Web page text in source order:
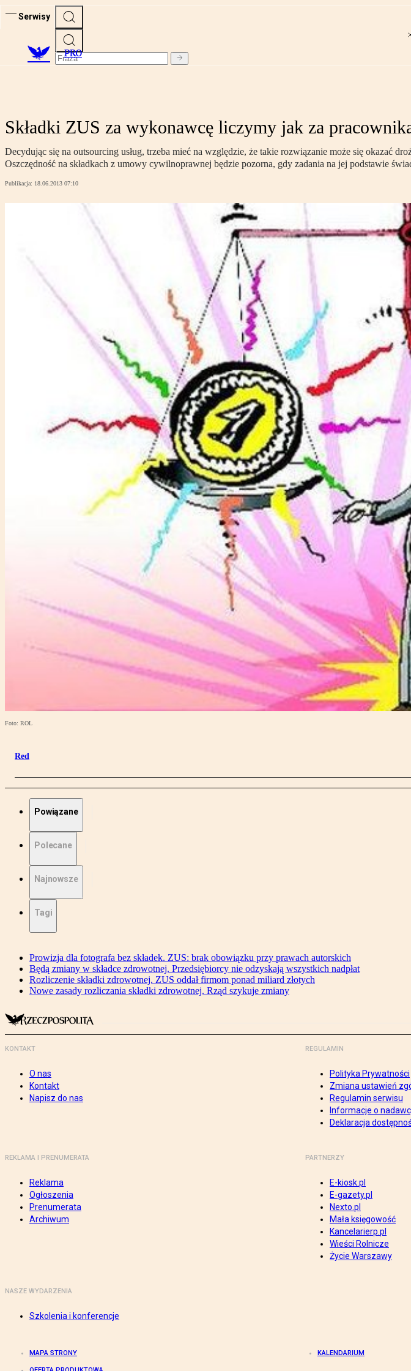
Serwisy
PRO
Składki ZUS za wykonawcę liczymy jak za
Decydując się na outsourcing usług, trzeba mieć na względzie, że takie rozwiązanie może się okazać
Oszczędność na składkach z umowy cywilnoprawnej będzie pozorna, gdy zadania na jej podstawie
Publikacja: 18.06.2013 07:10
Foto: ROL
Red
Powiązane
Polecane
Najnowsze
Tagi
Prowizja dla fotografa bez składek. ZUS: brak obowiązku przy prawach autorskich
Będą zmiany w składce zdrowotnej. Przedsiębiorcy nie odzyskają wszystkich nadpłat
Rozliczenie składki zdrowotnej. ZUS oddał firmom ponad miliard złotych
Nowe zasady rozliczania składki zdrowotnej. Rząd szykuje zmiany
KONTAKT
O nas
Kontakt
Napisz do nas
REGULAMIN
Polityka Prywatności
Zmiana ustawień
Regulamin serwisu
Informacje o
Deklaracja
REKLAMA I PRENUMERATA
Reklama
Ogłoszenia
Prenumerata
Archiwum
PARTNERZY
E-kiosk.pl
E-gazety.pl
Nexto.pl
Mała księgowość
Kancelarierp.pl
Wieści Rolnicze
Życie Warszawy
NASZE WYDARZENIA
Szkolenia i konferencje
MAPA STRONY KALENDARIUM